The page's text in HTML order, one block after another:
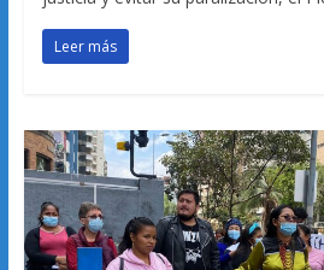
Leer más